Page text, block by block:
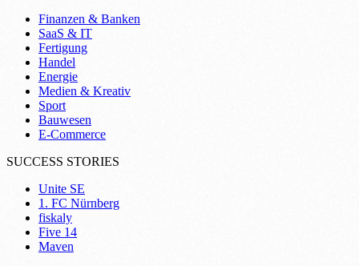
Finanzen & Banken
SaaS & IT
Fertigung
Handel
Energie
Medien & Kreativ
Sport
Bauwesen
E-Commerce
SUCCESS STORIES
Unite SE
1. FC Nürnberg
fiskaly
Five 14
Maven